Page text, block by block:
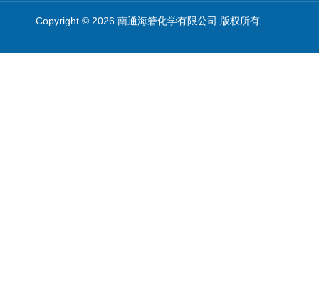
Copyright © 2026 南通海箬化学有限公司 版权所有